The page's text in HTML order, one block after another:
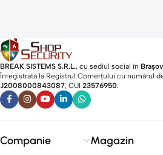
BREAK SISTEMS S.R.L., cu sediul social în
Înregistrată la Registrul Comerțului cu numărul
J2008000843087, CUI 23576950.​
Companie Magazin